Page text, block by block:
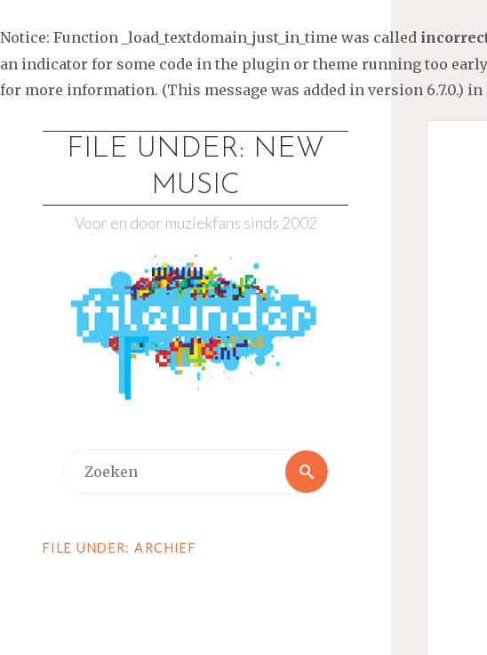
Notice: Function _load_textdomain_just_in_time was called
an indicator for some code in the plugin or theme running too
for more information. (This message was added in version 6.7.0.) in
FILE UNDER: NEW
MUSIC
Voor en door muziekfans sinds 2002
Zoeken
FILE UNDER: ARCHIEF